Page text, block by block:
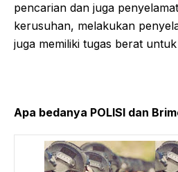
pencarian dan juga
kerusuhan, melakukan
juga memiliki tugas berat
Apa bedanya POLISI dan